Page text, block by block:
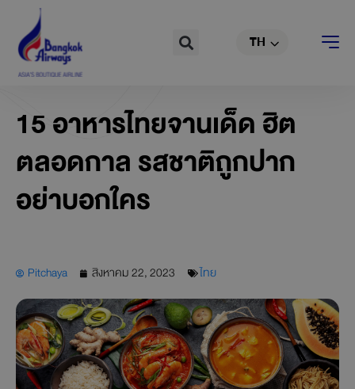
content
Search TH
CN
15 อาหารไทยจานเด็ด ฮิต
ตลอดกาล รสชาติถูกปาก
อย่าบอกใคร
Pitchaya สิงหาคม 22, 2023 ไทย